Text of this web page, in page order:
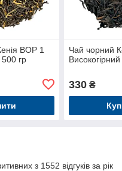
BOP 1
гр
Чай чорний
330₴
з 1552 відгуків за рік